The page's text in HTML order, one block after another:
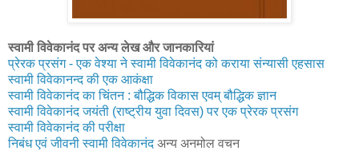
स्वामी विवेकानंद पर अन्य लेख और जानकारियां
प्रेरक प्रसंग - एक वेश्या ने स्वामी विवेकानंद को कराया संन्यासी एहसास
स्‍वामी विवेकानन्‍द की एक आकंक्षा
स्वामी विवेकानंद का चिंतन : बौद्धिक विकास एवम् बौद्धिक ज्ञान
स्‍वामी विवेकानंद जयंती (राष्‍ट्रीय युवा दिवस) पर एक प्रेरक प्रसंग
स्वामी विवेकानंद की परीक्षा
निबंध एवं जीवनी स्वामी विवेकानंदअन्य अनमोल वचन